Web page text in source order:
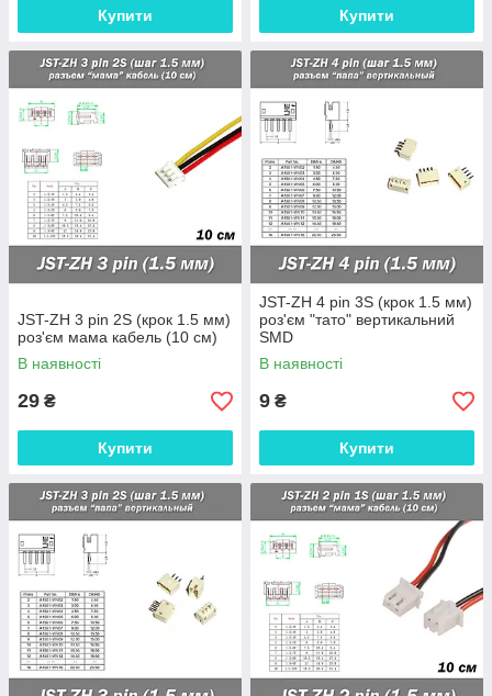
Купити Купити
JST-ZH 3 pin 2S (крок 1.5 мм)
роз'єм мама кабель (10 см)
В наявності
29 ₴
Купити
JST-ZH 4 pin 3S (крок 1.5 мм)
роз'єм "тато" вертикальний
SMD
В наявності
9 ₴
Купити